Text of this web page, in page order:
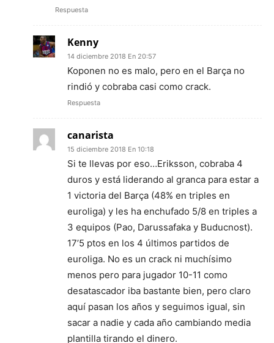
Respuesta
Kenny
14 diciembre 2018 En 20:57
Koponen no es malo, pero en el Barça no
rindió y cobraba casi como crack.
Respuesta
canarista
15 diciembre 2018 En 10:18
Si te llevas por eso…Eriksson, cobraba 4
duros y está liderando al granca para estar a
1 victoria del Barça (48% en triples en
euroliga) y les ha enchufado 5/8 en triples a
3 equipos (Pao, Darussafaka y Buducnost).
17’5 ptos en los 4 últimos partidos de
euroliga. No es un crack ni muchísimo
menos pero para jugador 10-11 como
desatascador iba bastante bien, pero claro
aquí pasan los años y seguimos igual, sin
sacar a nadie y cada año cambiando media
plantilla tirando el dinero.